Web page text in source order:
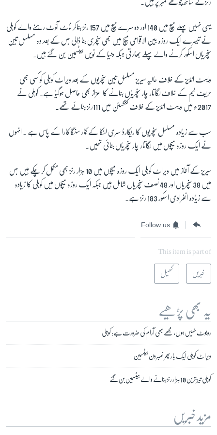
زبان
رنزکے ساتھ چوتھے نمبر پر ہیں۔
یہی نہیں پہلے میچ میں 140 اور دوسرے میچ میں 157 رنز بناکر ناٹ آؤٹ رہنے والے کوہلی
نے تیسرے ایک روزہ بین الاقوامی میچ میں بھی سنچری بنا ڈالی جس کے بعد وہ مسلسل تین
سنچریاں اسکور کرنے والے پہلے بھارتی جبکہ دنیا کے نویں بیٹسمین بن گئے ہیں۔
ویسٹ انڈیز کے خلاف حالیہ سیریز مسلسل تین سنچریوں کے بعد ویراٹ کوہلی کو کسی بھی
حریف ٹیم کے خلاف لگاتار چار سنچریاں بنانے کا اعزاز بھی حاصل ہوگیا ہے۔ کوہلی نے
2017ء میں ویسٹ انڈیز کے خلاف کنگسٹن میں 111رنز بنائے تھے۔
سب سے زیادہ مسلسل سنچریوں کا ریکارڈ سری لنکا کے کمار سنگاکارا کے پاس ہے ۔ انہوں
نے ایک روزہ میچوں میں لگاتار چار سنچریاں بنائی تھیں۔
سیریز کے آغاز میں ویراٹ کوہلی ایک روزہ میچوں میں 10 ہزار رنز بھی مکمل کر چکے ہیں جس
میں 38 سنچریاں اور 48 نصف سنچریاں شامل ہیں جبکہ ایک روزہ میچوں میں کوہلی کا زیادہ
سے زیادہ انفرادی اسکور 183 رنز ہے۔
Follow us
This item is part of
خبریں کھیل
یہ بھی پڑھیے
روبوٹ نہیں ہوں، مجھے بھی آرام کی ضرورت ہے: کوہلی
ویراٹ کوہلی ایک بار پھر نمبر ون بیٹسمین
کوہلی تیز ترین 10 ہزار رنز بنانے والے بیٹسمین بن گئے
مزید خبریں